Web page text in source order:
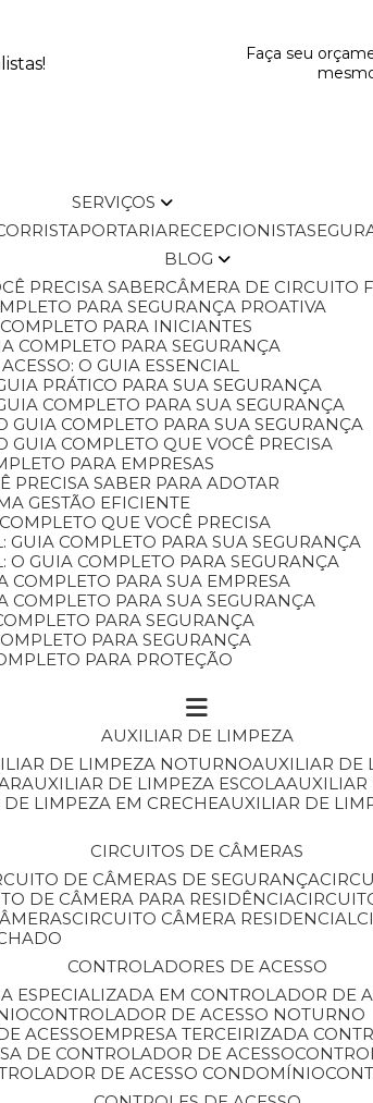
Faça seu
SERVIÇOS
PORTARIA RECEPCIONISTA
BLOG
PRECISA SABER
CÂMERA DE
PARA SEGURANÇA PROATIVA
PARA INICIANTES
COMPLETO PARA SEGURANÇA
O GUIA ESSENCIAL
PRÁTICO PARA SUA SEGURANÇA
COMPLETO PARA SUA SEGURANÇA
GUIA COMPLETO PARA SUA SEGURANÇA
GUIA COMPLETO QUE VOCÊ PRECISA
PARA EMPRESAS
PRECISA SABER PARA ADOTAR
GESTÃO EFICIENTE
QUE VOCÊ PRECISA
GUIA COMPLETO PARA SUA SEGURANÇA
O GUIA COMPLETO PARA SEGURANÇA
COMPLETO PARA SUA EMPRESA
COMPLETO PARA SUA SEGURANÇA
PARA SEGURANÇA
PARA SEGURANÇA
PARA PROTEÇÃO
AUXILIAR DE LIMPEZA
DE LIMPEZA NOTURNO
AUXILIAR
AUXILIAR DE LIMPEZA ESCOLA
DE LIMPEZA EM CRECHE
AUXILIAR DE
CIRCUITOS DE CÂMERAS
DE CÂMERAS DE SEGURANÇA
DE CÂMERA PARA RESIDÊNCIA
CIRCUITO CÂMERA RESIDENCIAL
CONTROLADORES DE ACESSO
ESPECIALIZADA EM CONTROLADOR DE
CONTROLADOR DE ACESSO NOTURNO
ACESSO
EMPRESA TERCEIRIZADA
DE CONTROLADOR DE ACESSO
DE ACESSO CONDOMÍNIO